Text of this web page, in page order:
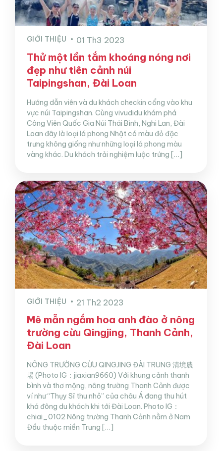
GIỚI THIỆU 01 Th3 2023
Thử một lần tắm khoáng nóng nơi
đẹp như tiên cảnh núi
Taipingshan, Đài Loan
Hướng dẫn viên và du khách checkin cổng vào khu
vực núi Taipingshan. Cùng vivudidu khám phá
Công Viên Quốc Gia Núi Thái Bình, Nghi Lan, Đài
Loan đây là loại lá phong Nhật có màu đỏ đặc
trưng không giống như những loại lá phong màu
vàng khác. Du khách trải nghiệm luộc trứng […]
GIỚI THIỆU 21 Th2 2023
Mê mẫn ngắm hoa anh đào ở nông
trường cừu Qingjing, Thanh Cảnh,
Đài Loan
NÔNG TRƯỜNG CỪU QINGJING ĐÀI TRUNG 清境農
場 (Photo IG：jiaxian9660) Với khung cảnh thanh
bình và thơ mộng, nông trường Thanh Cảnh được
ví như “Thụy Sĩ thu nhỏ” của châu Á đang thu hút
khá đông du khách khi tới Đài Loan. Photo IG：
chiai_0102 Nông trường Thanh Cảnh nằm ở Nam
Đầu thuộc miền Trung […]